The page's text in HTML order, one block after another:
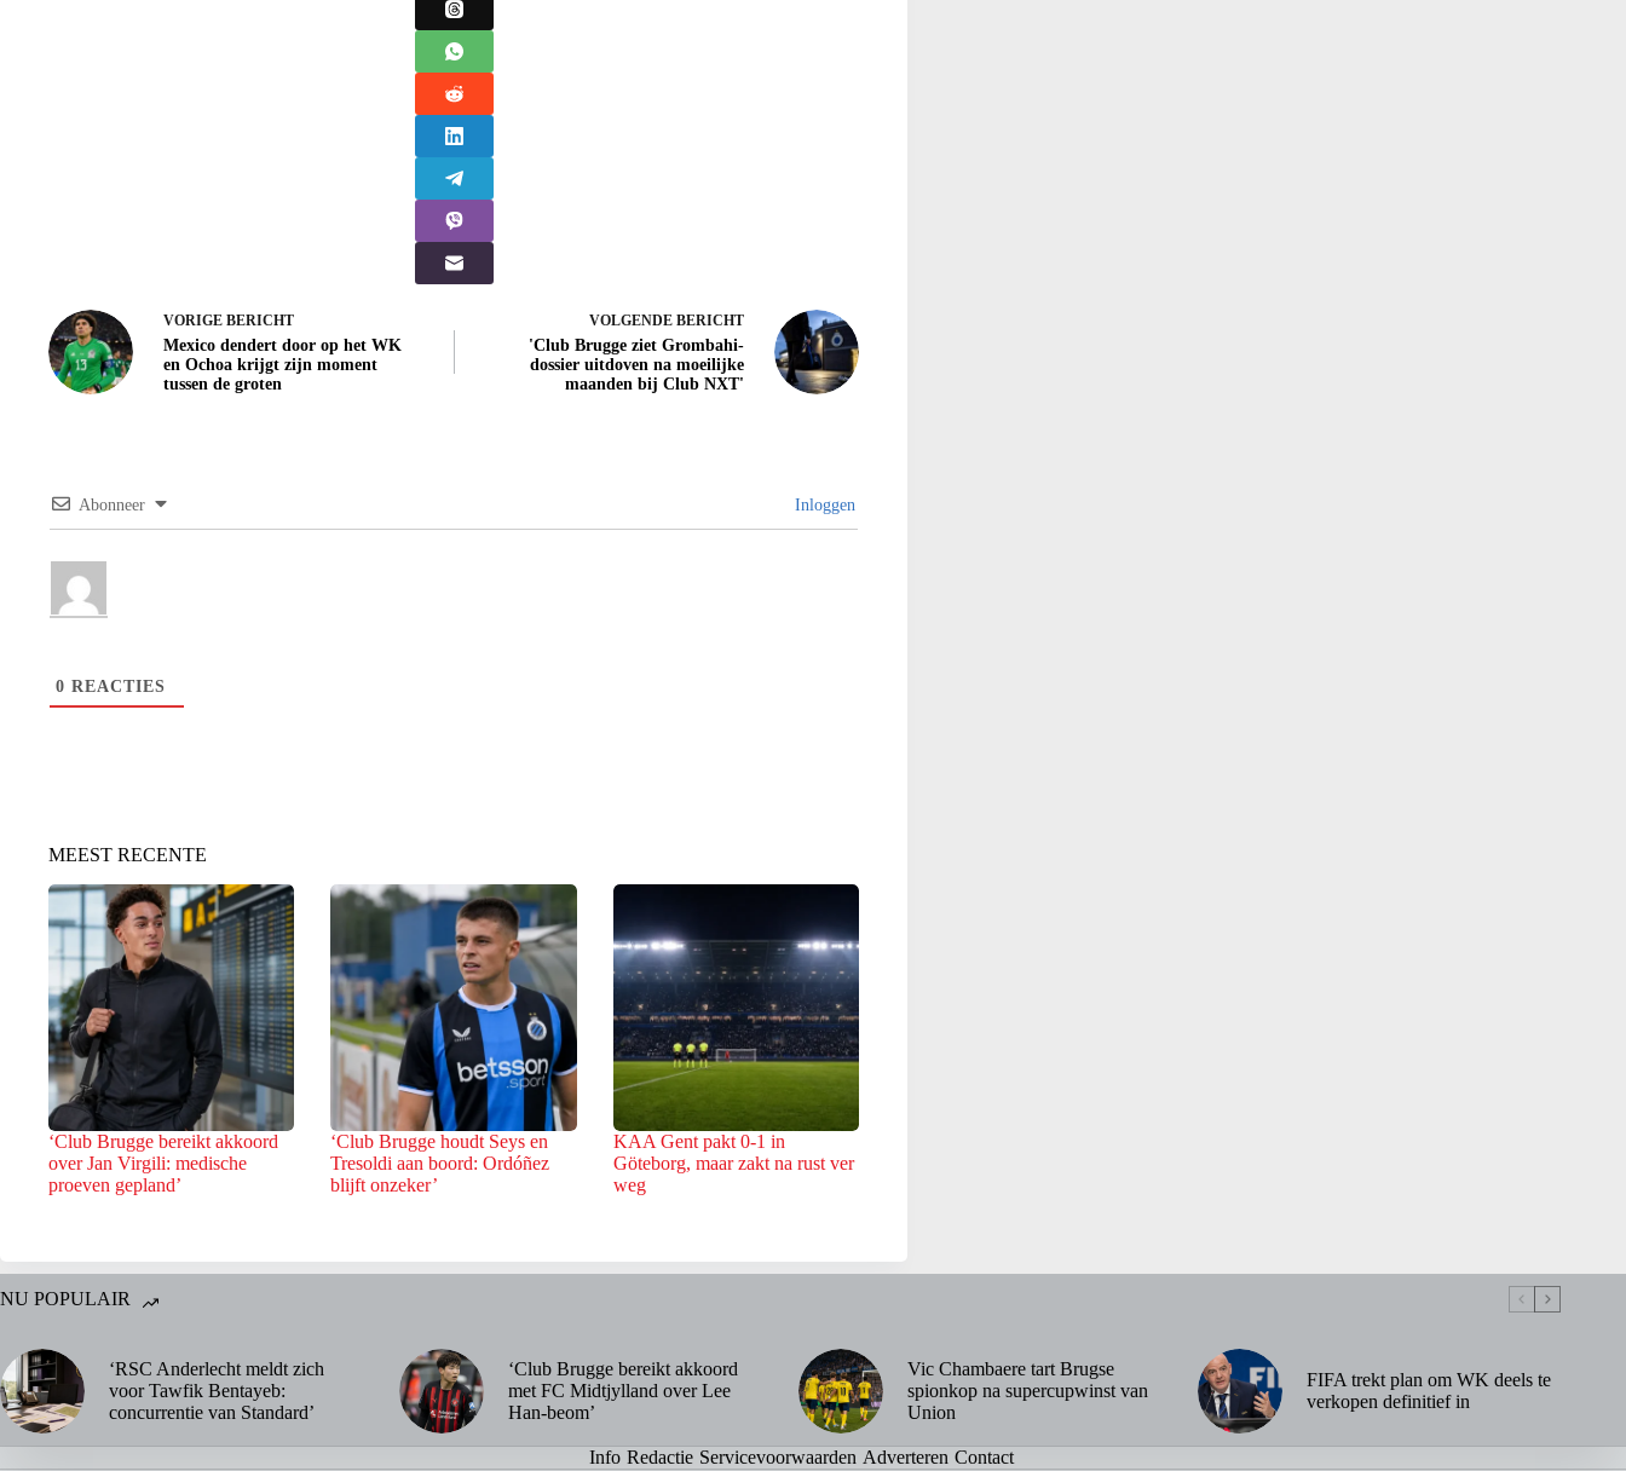
VORIGE BERICHT
Mexico dendert door op het WK
en Ochoa krijgt zijn moment
tussen de groten
VOLGENDE BERICHT
'Club Brugge ziet Grombahi-
dossier uitdoven na moeilijke
maanden bij Club NXT'
Abonneer Inloggen
0 REACTIES
MEEST RECENTE
‘Club Brugge bereikt akkoord
over Jan Virgili: medische
proeven gepland’
‘Club Brugge houdt Seys en
Tresoldi aan boord: Ordóñez
blijft onzeker’
KAA Gent pakt 0-1 in
Göteborg, maar zakt na rust ver
weg
NU POPULAIR
‘RSC Anderlecht meldt zich
voor Tawfik Bentayeb:
concurrentie van Standard’
‘Club Brugge bereikt akkoord
met FC Midtjylland over Lee
Han-beom’
Vic Chambaere tart Brugse
spionkop na supercupwinst van
Union
FIFA trekt plan om WK deels te
verkopen definitief in
Info Redactie Servicevoorwaarden Adverteren Contact